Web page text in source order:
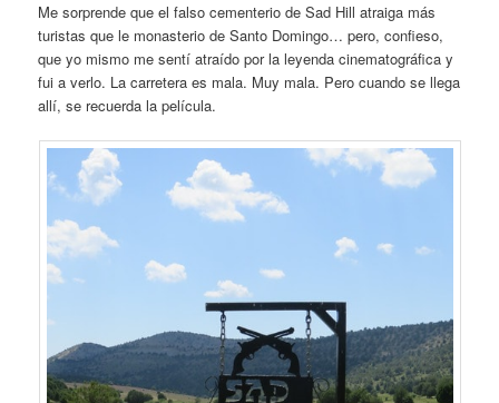
Me sorprende que el falso cementerio de Sad Hill atraiga más
turistas que le monasterio de Santo Domingo… pero, confieso,
que yo mismo me sentí atraído por la leyenda cinematográfica y
fui a verlo. La carretera es mala. Muy mala. Pero cuando se llega
allí, se recuerda la película.